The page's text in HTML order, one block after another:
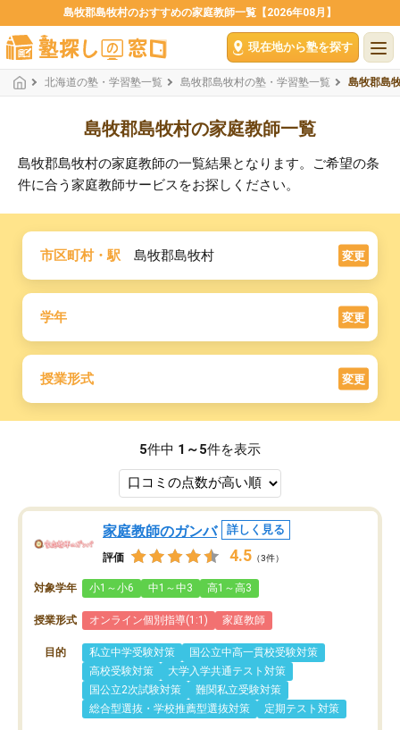
島牧郡島牧村のおすすめの家庭教師一覧【2026年08月】
現在地から塾を探す
北海道の塾・学習塾一覧 島牧郡島牧村の塾・学習塾一覧 島牧郡島
島牧郡島牧村の家庭教師一覧
島牧郡島牧村の家庭教師の一覧結果となります。ご希望の条
件に合う家庭教師サービスをお探しください。
市区町村・駅 島牧郡島牧村 変更
学年 変更
授業形式 変更
5件中 1～5件を表示
家庭教師のガンバ 詳しく見る
評価 4.5 （3件）
対象学年 小1～小6 中1～中3 高1～高3
授業形式 オンライン個別指導(1:1) 家庭教師
目的 私立中学受験対策
国公立中高一貫校受験対策
高校受験対策
大学入学共通テスト対策
国公立2次試験対策
難関私立受験対策
総合型選抜・学校推薦型選抜対策
定期テスト対策